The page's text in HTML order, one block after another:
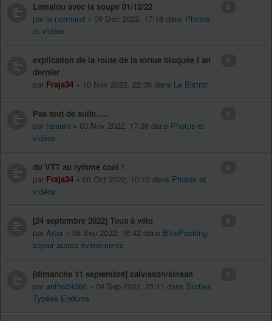
Lamalou avec la soupe 01/12/22
par le normand » 09 Déc 2022, 17:18 dans Photos
et vidéos
0
explication de la route de la tortue bloquée l an
dernier
par Fraja34 » 10 Nov 2022, 22:38 dans Le Bistrot
0
Pas tout de suite.....
par tamaro » 03 Nov 2022, 17:36 dans Photos et
vidéos
0
du VTT au rythme cool !
par Fraja34 » 05 Oct 2022, 10:13 dans Photos et
vidéos
0
[24 septembre 2022] Tous à vélo
par Artur » 08 Sep 2022, 16:42 dans BikePacking,
séjour autres évènements
0
[dimanche 11 septembre] calvisson/sinsan
par antho34560 » 04 Sep 2022, 23:11 dans Sorties
Typées Enduros
0